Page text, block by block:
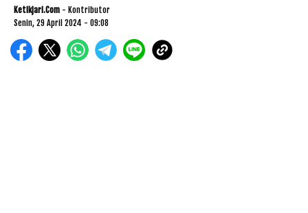
Ketikjari.com - Kontributor
Senin, 29 April 2024 - 09:08